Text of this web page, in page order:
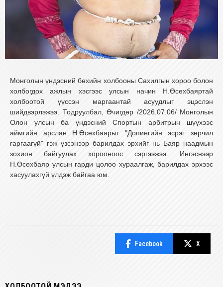
Монголын үндэсний бөхийн холбооны Сахилгын хороо болон
холбогдох ажлын хэсгээс улсын начин Н.Өсөхбаяртай
холбоотой үүссэн маргаантай асуудлыг эцэслэн
шийдвэрлэжээ. Тодруулбал, Өчигдөр /2026.07.06/ Монголын
Олон улсын ба үндэсний Спортын арбитрын шүүхээс
аймгийн арслан Н.Өсөхбаярыг "Допингийн эсрэг зөрчил
гаргаагүй" гэж үзсэнээр барилдах эрхийг нь Баяр наадмын
зохион байгуулах хорооноос сэргээжээ. Ингэснээр
Н.Өсөхбаяр улсын гарди цолоо хураалгаж, барилдах эрхээс
хасуулахгүй үлдэж байгаа юм.
Facebook X